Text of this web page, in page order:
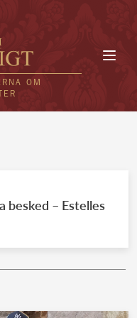
OM
besked – Estelles